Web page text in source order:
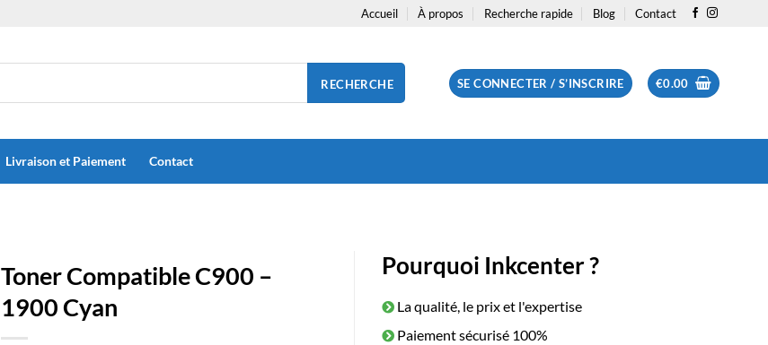
Accueil À propos Recherche rapide Blog Contact
RECHERCHE SE CONNECTER / S’INSCRIRE €0.00
Livraison et Paiement Contact
Toner Compatible C900 –
1900 Cyan
Pourquoi Inkcenter ?
La qualité, le prix et l'expertise
Paiement sécurisé 100%